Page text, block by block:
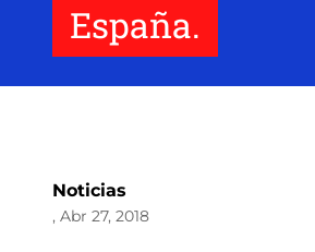
España.
Noticias
, Abr 27, 2018